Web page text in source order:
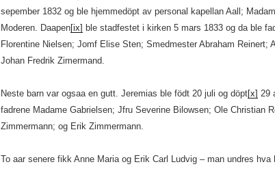
sepember 1832 og ble hjemmedöpt av personal kapellan Aall;
Moderen. Daapen[ix] ble stadfestet i kirken 5 mars 1833 og da ble
Florentine Nielsen; Jomf Elise Sten; Smedmester Abraham Reinert;
Johan Fredrik Zimermand.
Neste barn var ogsaa en gutt. Jeremias ble födt 20 juli og döpt[x] 29
fadrene Madame Gabrielsen; Jfru Severine Bilowsen; Ole Christian
Zimmermann; og Erik Zimmermann.
To aar senere fikk Anne Maria og Erik Carl Ludvig – man undres hva